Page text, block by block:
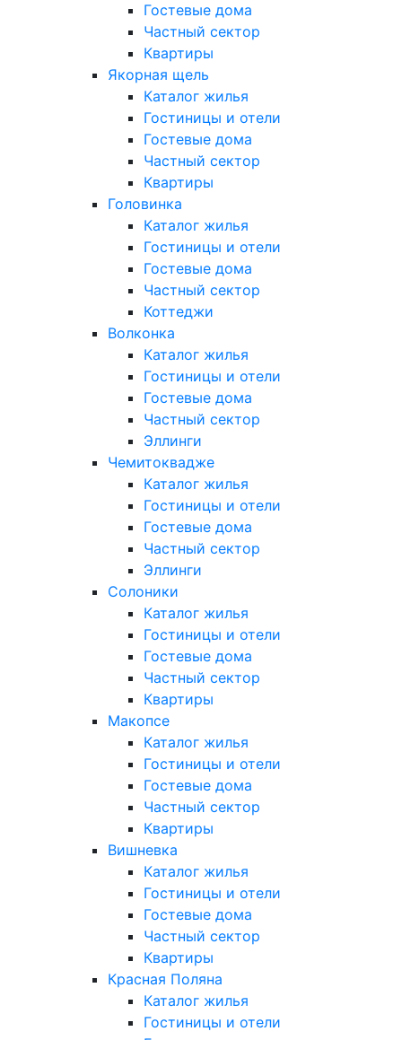
Гостевые дома
Частный сектор
Квартиры
Якорная щель
Каталог жилья
Гостиницы и отели
Гостевые дома
Частный сектор
Квартиры
Головинка
Каталог жилья
Гостиницы и отели
Гостевые дома
Частный сектор
Коттеджи
Волконка
Каталог жилья
Гостиницы и отели
Гостевые дома
Частный сектор
Эллинги
Чемитоквадже
Каталог жилья
Гостиницы и отели
Гостевые дома
Частный сектор
Эллинги
Солоники
Каталог жилья
Гостиницы и отели
Гостевые дома
Частный сектор
Квартиры
Макопсе
Каталог жилья
Гостиницы и отели
Гостевые дома
Частный сектор
Квартиры
Вишневка
Каталог жилья
Гостиницы и отели
Гостевые дома
Частный сектор
Квартиры
Красная Поляна
Каталог жилья
Гостиницы и отели